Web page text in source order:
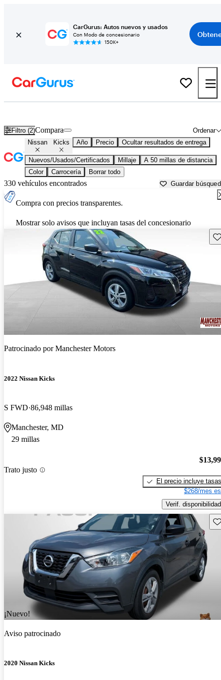
CarGurus: Autos nuevos y usados
Con Modo de concesionario
150K+
Filtro (2) Ordenar
Compara
Nissan Kicks Año Precio Ocultar resultados de entrega
Nuevos/Usados/Certificados Millaje
A 50 millas de distancia
Color
Carrocería Borrar todo
330 vehículos encontrados Guardar
Compra con precios transparentes.
Mostrar solo avisos que incluyan tasas del concesionario
Patrocinado porManchester Motors
2022 Nissan Kicks
S FWD 86,948 millas
Manchester, MD
29 millas
Trato justo
El precio incluye tasas
$268/mes
Verif. disponibilidad
¡Nuevo!
Aviso patrocinado
2020 Nissan Kicks